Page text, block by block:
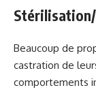
Beaucoup de
castration de
comportements